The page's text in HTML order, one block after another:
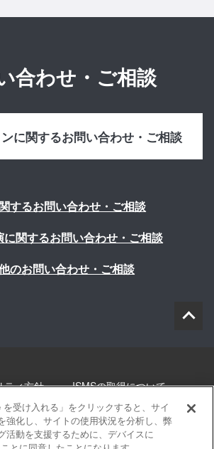
合わせ・ご相談
に関するお問い合わせ・ご相談
するお問い合わせ・ご相談
に関するお問い合わせ・ご相談
のお問い合わせ・ご相談
ティ方針 ISMSの取得について
勧誘方針 このサイトについて
を受け入れる」をクリックすると、サイ
強化し、サイトの使用状況を分析し、弊
活動を支援するために、デバイスに